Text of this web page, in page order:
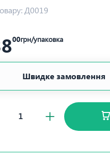
Д0019
00грн/упаковка
Швидке замовлення